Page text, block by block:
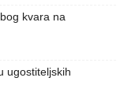
kvara na
ugostiteljskih